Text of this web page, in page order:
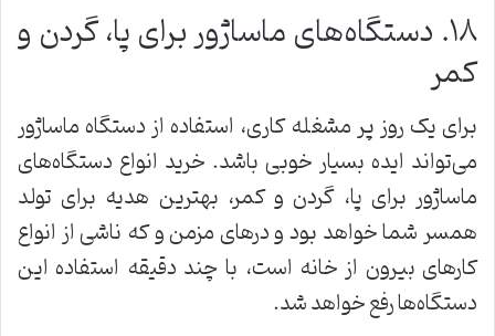
۱۸. دستگاه‌های ماساژور برای پا، گردن و
کمر
برای یک روز پر مشغله کاری، استفاده از دستگاه ماساژور
می‌تواند ایده بسیار خوبی باشد. خرید انواع دستگاه‌های
ماساژور برای پا، گردن و کمر، بهترین هدیه برای تولد
همسر شما خواهد بود و درهای مزمن و که ناشی از انواع
کارهای بیرون از خانه است، با چند دقیقه استفاده این
دستگاه‌ها رفع خواهد شد.